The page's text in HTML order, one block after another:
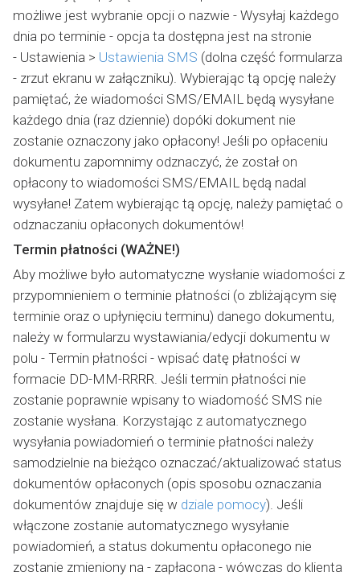
możliwe jest wybranie opcji o nazwie - Wysyłaj każdego
dnia po terminie - opcja ta dostępna jest na stronie
- Ustawienia > Ustawienia SMS (dolna część formularza
- zrzut ekranu w załączniku). Wybierając tą opcję należy
pamiętać, że wiadomości SMS/EMAIL będą wysyłane
każdego dnia (raz dziennie) dopóki dokument nie
zostanie oznaczony jako opłacony! Jeśli po opłaceniu
dokumentu zapomnimy odznaczyć, że został on
opłacony to wiadomości SMS/EMAIL będą nadal
wysyłane! Zatem wybierając tą opcję, należy pamiętać o
odznaczaniu opłaconych dokumentów!
Termin płatności (WAŻNE!)
Aby możliwe było automatyczne wysłanie wiadomości z
przypomnieniem o terminie płatności (o zbliżającym się
terminie oraz o upłynięciu terminu) danego dokumentu,
należy w formularzu wystawiania/edycji dokumentu w
polu - Termin płatności - wpisać datę płatności w
formacie DD-MM-RRRR. Jeśli termin płatności nie
zostanie poprawnie wpisany to wiadomość SMS nie
zostanie wysłana. Korzystając z automatycznego
wysyłania powiadomień o terminie płatności należy
samodzielnie na bieżąco oznaczać/aktualizować status
dokumentów opłaconych (opis sposobu oznaczania
dokumentów znajduje się w dziale pomocy). Jeśli
włączone zostanie automatycznego wysyłanie
powiadomień, a status dokumentu opłaconego nie
zostanie zmieniony na - zapłacona - wówczas do klienta